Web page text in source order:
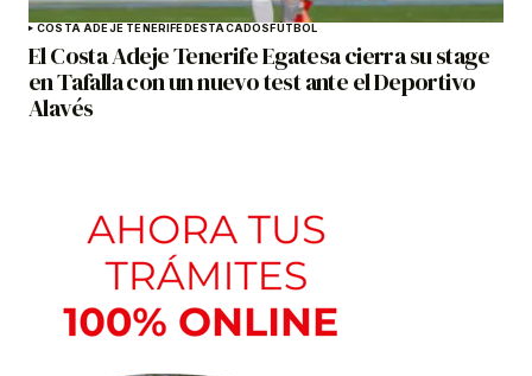
COSTA ADEJE TENERIFE DESTACADOS FÚTBOL
El Costa Adeje Tenerife Egatesa cierra su stage
en Tafalla con un nuevo test ante el Deportivo
Alavés